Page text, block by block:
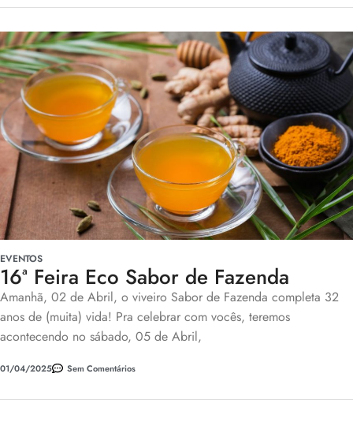
EVENTOS
16ª Feira Eco Sabor de Fazenda
Amanhã, 02 de Abril, o viveiro Sabor de Fazenda completa 32
anos de (muita) vida! Pra celebrar com vocês, teremos
acontecendo no sábado, 05 de Abril,
01/04/2025 Sem Comentários